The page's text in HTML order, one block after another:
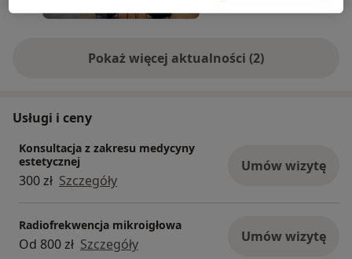
Pokaż więcej aktualności (2)
Usługi i ceny
Konsultacja z zakresu medycyny
estetycznej
300 zł Szczegóły
Umów wizytę
Radiofrekwencja mikroigłowa
Od 800 zł Szczegóły Umów wizytę